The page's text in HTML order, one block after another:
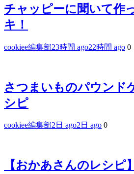
チャッピーに聞いて作
キ！
cookiee編集部23時間 ago22時間 ago 0
さつまいものパウンド
シピ
cookiee編集部2日 ago2日 ago 0
【おかあさんのレシピ